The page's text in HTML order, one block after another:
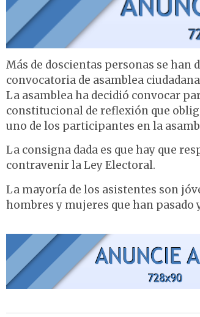
Más de doscientas personas se han
convocatoria de asamblea
La asamblea ha decidió convocar
constitucional de reflexión que
uno de los participantes en la
La consigna dada es que hay que
contravenir la Ley Electoral.
La mayoría de los asistentes son
hombres y mujeres que han pasado